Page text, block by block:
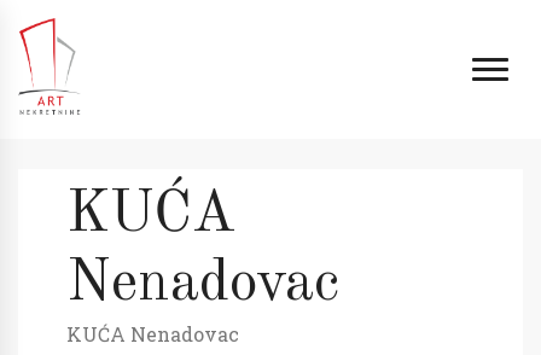
KUĆA
Nenadovac
KUĆA Nenadovac